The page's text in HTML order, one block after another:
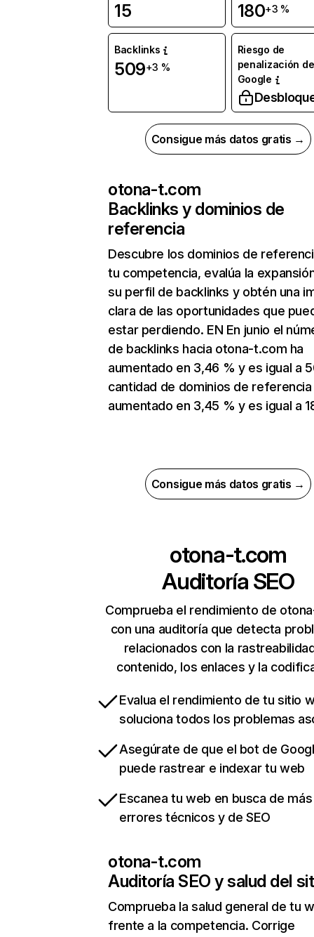
15 180+3 %
Backlinks
509+3 %
Riesgo de
penalización de
Google
Consigue más datos gratis →
otona-t.com
Backlinks y dominios de
referencia
Descubre los dominios de
tu competencia, evalúa la
su perfil de backlinks y obtén una
clara de las oportunidades que
estar perdiendo. EN En junio el
de backlinks hacia otona-t.com ha
aumentado en 3,46 % y es igual a
cantidad de dominios de referencia
aumentado en 3,45 % y es igual a
Consigue más datos gratis →
otona-t.com
Auditoría SEO
Comprueba el rendimiento de
con una auditoría que detecta
relacionados con la
contenido, los enlaces y la
Evalua el rendimiento de tu sitio
soluciona todos los problemas
Asegúrate de que el bot de
puede rastrear e indexar tu web
Escanea tu web en busca de
errores técnicos y de SEO
otona-t.com
Auditoría SEO y salud del
Comprueba la salud general de tu
frente a la competencia. Corrige